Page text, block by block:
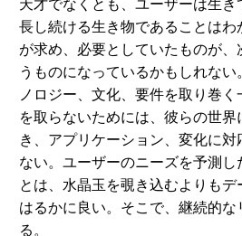
天才でなくとも、ユーザーは生
長し続ける生き物であることはわ
が求め、必要としていたものが
うものになっているかもしれな
ノロジー、文化、要件を取り巻
を取らないためには、彼らの世
き、アプリケーション、変化に
ない。ユーザーのニーズを予測し
とは、水晶玉を覗き込むよりも
はるかに良い。そこで、継続的
る。